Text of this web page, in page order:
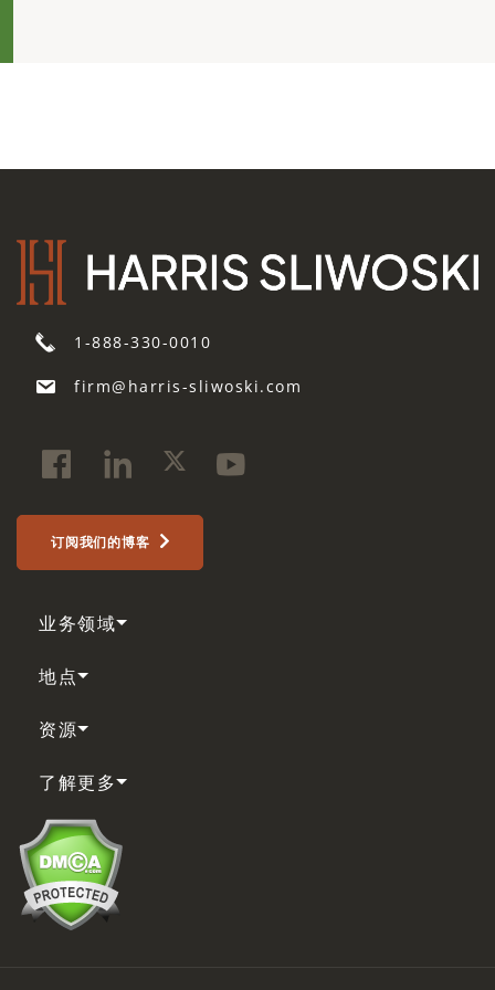
1-888-330-0010
firm@harris-sliwoski.com
订阅我们的博客
业务领域
地点
资源
了解更多